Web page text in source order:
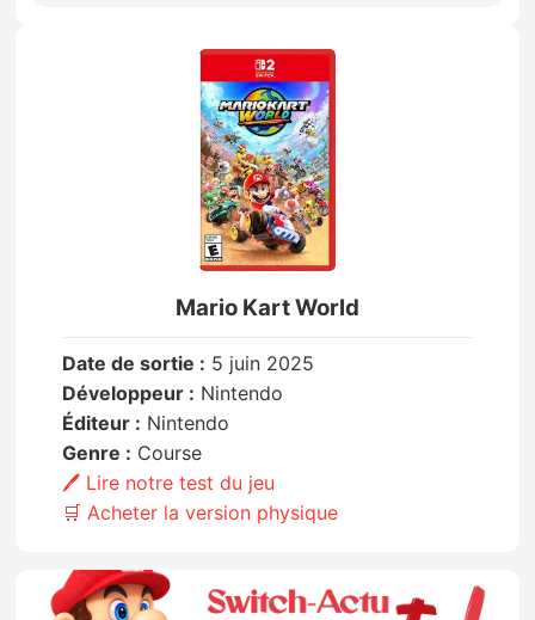
Mario Kart World
Date de sortie : 5 juin 2025
Développeur : Nintendo
Éditeur : Nintendo
Genre : Course
🖊️ Lire notre test du jeu
🛒 Acheter la version physique